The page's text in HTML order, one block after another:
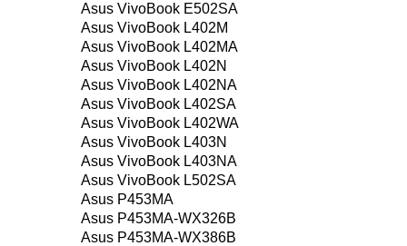
Asus VivoBook E502SA
Asus VivoBook L402M
Asus VivoBook L402MA
Asus VivoBook L402N
Asus VivoBook L402NA
Asus VivoBook L402SA
Asus VivoBook L402WA
Asus VivoBook L403N
Asus VivoBook L403NA
Asus VivoBook L502SA
Asus P453MA
Asus P453MA-WX326B
Asus P453MA-WX386B